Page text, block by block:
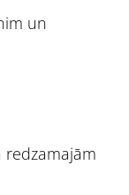
un
redzamajām